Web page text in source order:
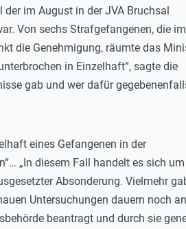
im August in der JVA Bruchsal
Von sechs Strafgefangenen, die im
die Genehmigung, räumte das
in Einzelhaft“, sagte die
gab und wer dafür
eines Gefangenen in der
„In diesem Fall handelt es sich um
Absonderung. Vielmehr
Untersuchungen dauern noch
beantragt und durch sie